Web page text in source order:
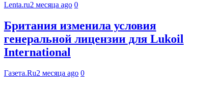
Lenta.ru2 месяца ago 0
Британия изменила условия
генеральной лицензии для Lukoil
International
Газета.Ru2 месяца ago 0